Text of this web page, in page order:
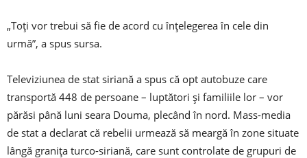
„Toți vor trebui să fie de acord cu înțelegerea în cele din
urmă”, a spus sursa.
Televiziunea de stat siriană a spus că opt autobuze care
transportă 448 de persoane – luptători și familiile lor – vor
părăsi până luni seara Douma, plecând în nord. Mass-media
de stat a declarat că rebelii urmează să meargă în zone situate
lângă granița turco-siriană, care sunt controlate de grupuri de